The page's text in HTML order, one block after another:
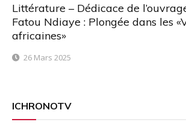
Littérature – Dédicace de
Fatou Ndiaye : Plongée dans les
africaines»
26 Mars 2025
ICHRONOTV